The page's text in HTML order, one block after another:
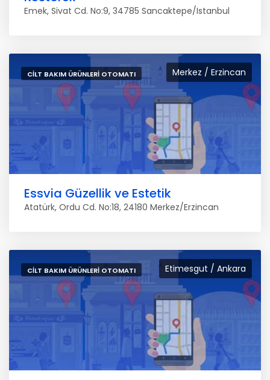
Emek, Sivat Cd. No:9, 34785 Sancaktepe/Istanbul
Merkez / Erzincan
CILT BAKIM ÜRÜNLERI OTOMATI
Essvia Güzellik ve Estetik
Atatürk, Ordu Cd. No:18, 24180 Merkez/Erzincan
Etimesgut / Ankara
CILT BAKIM ÜRÜNLERI OTOMATI